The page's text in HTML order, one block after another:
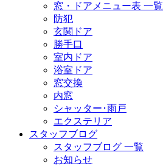
窓・ドアメニュー表 一覧
防犯
玄関ドア
勝手口
室内ドア
浴室ドア
窓交換
内窓
シャッター･雨戸
エクステリア
スタッフブログ
スタッフブログ 一覧
お知らせ